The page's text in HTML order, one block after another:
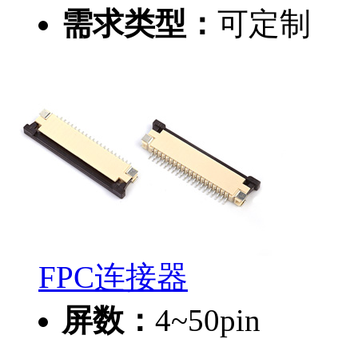
需求类型： 可定制
FPC连接器
屏数： 4~50pin